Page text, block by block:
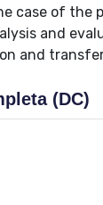
case of the
and
and
(DC)